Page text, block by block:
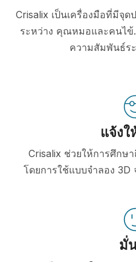
Crisalix เป็นเครื่องมือที่มีจุ
ระหว่าง คุณหมอและคนไ
ความสัมพันธ์ร
แจ้งใ
Crisalix ช่วยให้การศึกษ
โดยการใช้แบบจำลอง 3D
มั่